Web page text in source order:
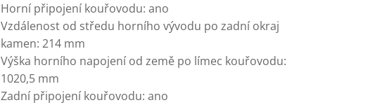
Horní připojení kouřovodu: ano
Vzdálenost od středu horního vývodu po zadní okraj
kamen: 214 mm
Výška horního napojení od země po límec kouřovodu:
1020,5 mm
Zadní připojení kouřovodu: ano